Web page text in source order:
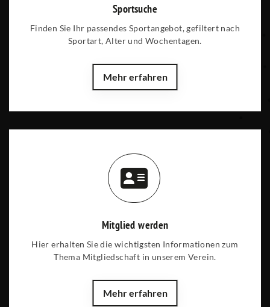
Sportsuche
Finden Sie Ihr passendes Sportangebot, gefiltert nach
Sportart, Alter und Wochentagen.
Mehr erfahren
Mitglied werden
Hier erhalten Sie die wichtigsten Informationen zum
Thema Mitgliedschaft in unserem Verein.
Mehr erfahren